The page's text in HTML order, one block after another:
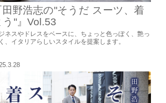
田野浩志の"そうだ スーツ、着
う"』Vol.53
ネスやドレスをベースに、ちょっと色っぽく、艶っ
、イタリアらしいスタイルを提案します。